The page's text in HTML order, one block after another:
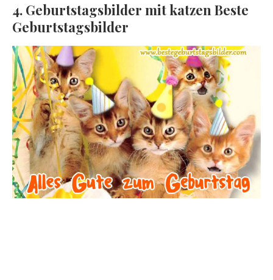
4. Geburtstagsbilder mit katzen Beste
Geburtstagsbilder